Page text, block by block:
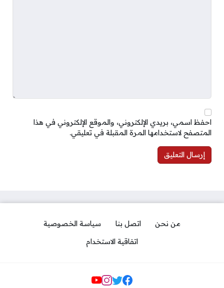
احفظ اسمي، بريدي الإلكتروني، والموقع الإلكتروني في هذا
المتصفح لاستخدامها المرة المقبلة في تعليقي.
من نحن اتصل بنا
سياسة الخصوصية
اتفاقية الاستخدام
مواقع التواصل